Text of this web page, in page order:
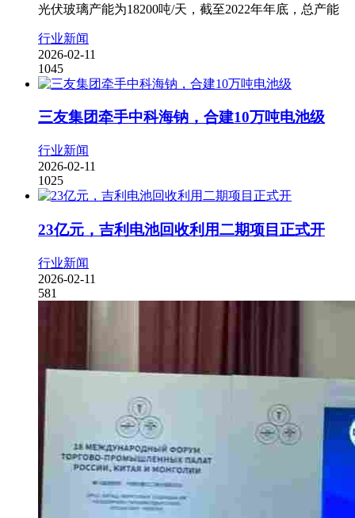
光伏玻璃产能为18200吨/天，截至2022年年底，总产能
行业新闻
2026-02-11
1045
三友集团牵手中科海钠，合建10万吨电池级
行业新闻
2026-02-11
1025
23亿元，吉利电池回收利用二期项目正式开
行业新闻
2026-02-11
581